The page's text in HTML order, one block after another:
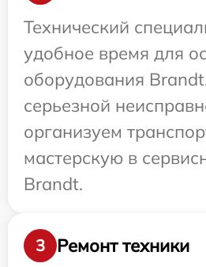
Технический
удобное время для
оборудования
серьезной
организуем
мастерскую в
Brandt.
3
Ремонт техники